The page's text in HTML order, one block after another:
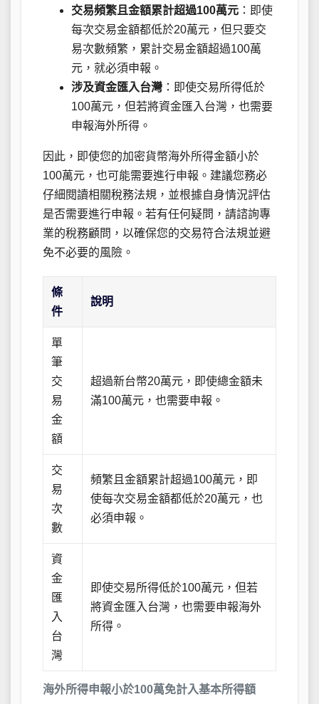
交易頻繁且金額累計超過100萬元 ：即使
每次交易金額都低於20萬元，但只要交
易次數頻繁，累計交易金額超過100萬
元，就必須申報。
涉及資金匯入台灣 ：即使交易所得低於
100萬元，但若將資金匯入台灣，也需要
申報海外所得。
因此，即使您的加密貨幣海外所得金額小於
100萬元，也可能需要進行申報。建議您務必
仔細閱讀相關稅務法規，並根據自身情況評估
是否需要進行申報。若有任何疑問，請諮詢專
業的稅務顧問，以確保您的交易符合法規並避
免不必要的風險。
海外所得申報小於100萬免計入基本所得額
條
件
說明
單
筆
交
易
金
額
超過新台幣20萬元，即使總金額未
滿100萬元，也需要申報。
交
易
次
數
頻繁且金額累計超過100萬元，即
使每次交易金額都低於20萬元，也
必須申報。
資
金
匯
入
台
灣
即使交易所得低於100萬元，但若
將資金匯入台灣，也需要申報海外
所得。